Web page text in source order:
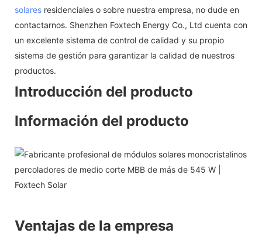
solares residenciales o sobre nuestra empresa, no dude en
contactarnos. Shenzhen Foxtech Energy Co., Ltd cuenta con
un excelente sistema de control de calidad y su propio
sistema de gestión para garantizar la calidad de nuestros
productos.
Introducción del producto
Información del producto
Ventajas de la empresa